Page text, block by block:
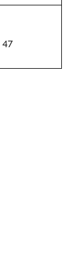
47